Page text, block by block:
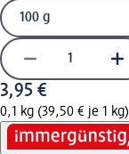
3,95 €
0,1 kg (39,50 € je 1 kg)